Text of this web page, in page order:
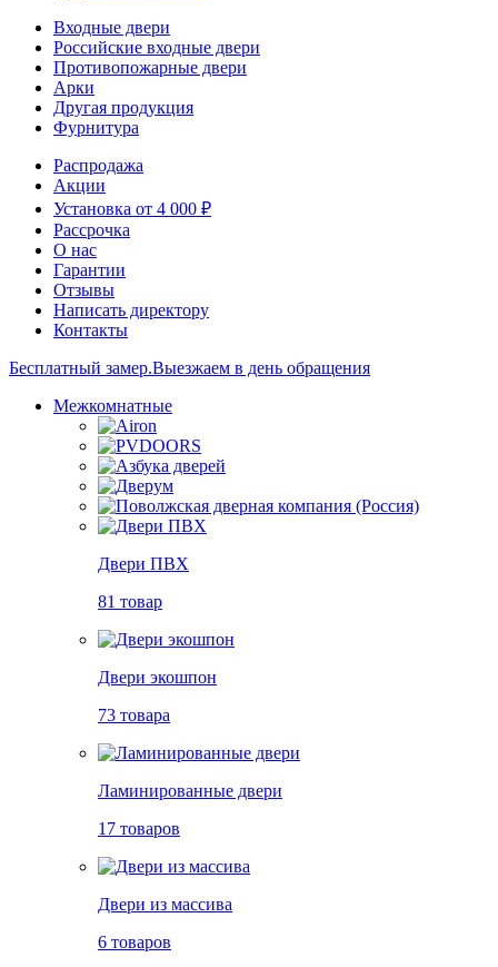
Входные двери
Российские входные двери
Противопожарные двери
Арки
Другая продукция
Фурнитура
Распродажа
Акции
Установка от 4 000 ₽
Рассрочка
О нас
Гарантии
Отзывы
Написать директору
Контакты
Бесплатный замер.Выезжаем в день обращения
Межкомнатные
Двери ПВХ
81 товар
Двери экошпон
73 товара
Ламинированные двери
17 товаров
Двери из массива
6 товаров